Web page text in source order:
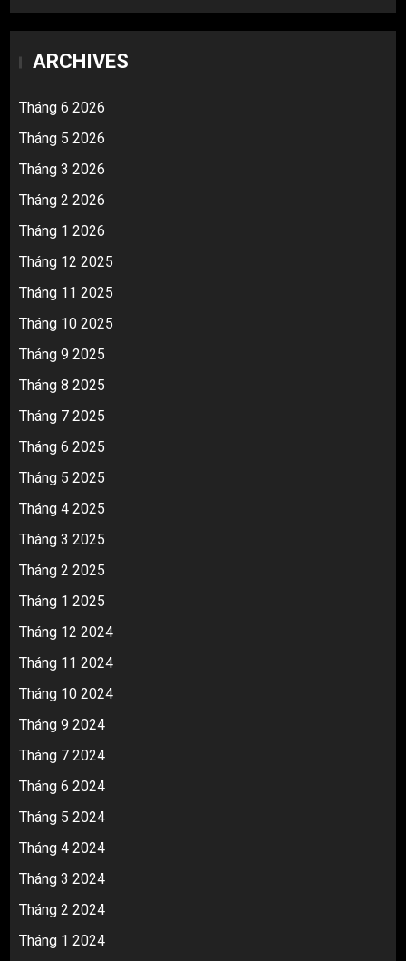
ARCHIVES
Tháng 6 2026
Tháng 5 2026
Tháng 3 2026
Tháng 2 2026
Tháng 1 2026
Tháng 12 2025
Tháng 11 2025
Tháng 10 2025
Tháng 9 2025
Tháng 8 2025
Tháng 7 2025
Tháng 6 2025
Tháng 5 2025
Tháng 4 2025
Tháng 3 2025
Tháng 2 2025
Tháng 1 2025
Tháng 12 2024
Tháng 11 2024
Tháng 10 2024
Tháng 9 2024
Tháng 7 2024
Tháng 6 2024
Tháng 5 2024
Tháng 4 2024
Tháng 3 2024
Tháng 2 2024
Tháng 1 2024